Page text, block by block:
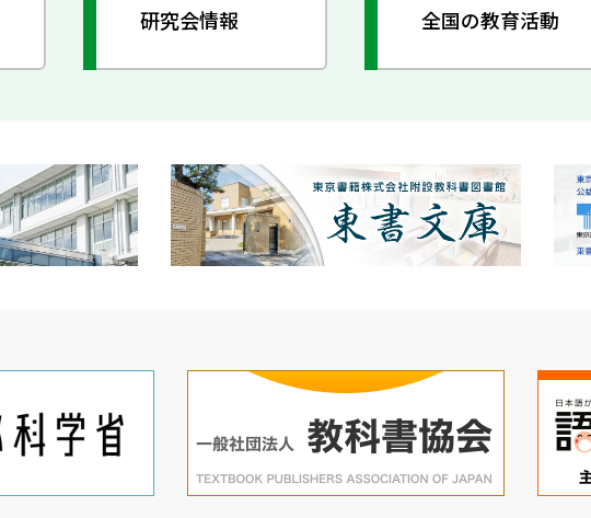
研究会情報 全国の教育活動